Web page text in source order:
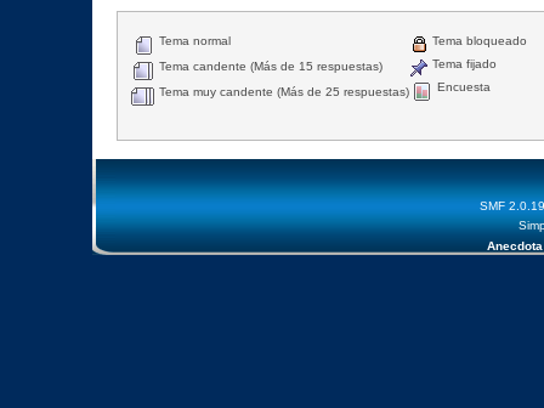
Tema normal
Tema candente (Más de 15 respuestas)
Tema muy candente (Más de 25 respuestas)
Tema bloqueado
Tema fijado
Encuesta
SMF 2.0.19
Anecdota